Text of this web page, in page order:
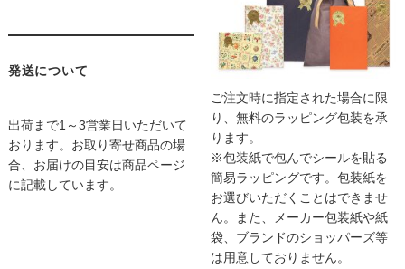
発送について
出荷まで1～3営業日いただいて
おります。お取り寄せ商品の場
合、お届けの目安は商品ページ
に記載しています。
ご注文時に指定された場合に限
り、無料のラッピング包装を承
ります。
※包装紙で包んでシールを貼る
簡易ラッピングです。包装紙を
お選びいただくことはできませ
ん。また、メーカー包装紙や紙
袋、ブランドのショッパーズ等
は用意しておりません。